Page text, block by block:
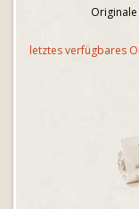
Originale
letztes verfügbares